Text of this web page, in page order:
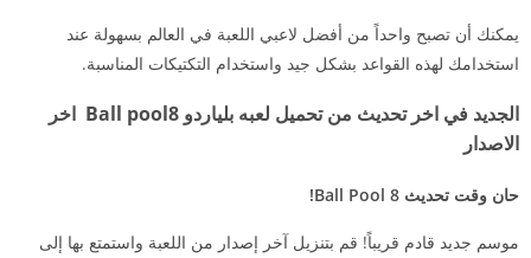
يمكنك أن تصبح واحداً من أفضل لاعبي اللعبة في العالم بسهولة عند
استخدامك لهذه القواعد بشكل جيد واستخدام التكتيكات المناسبة.
الجديد في اخر تحديث من تحميل لعبه بلياردو Ball pool8 اخر
الاصدار
حان وقت تحديث 8 Ball Pool!
موسم جديد قادم قريباً! قم بتنزيل آخر إصدار من اللعبة واستمتع بها إلى